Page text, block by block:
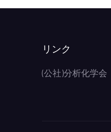
リンク
(公社)分析化学会